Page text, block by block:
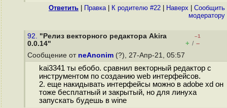
Ответить Правка| К родителю #22 Наверх
Cообщить
модератору
92. "Релиз векторного редактора Akira
0.0.14"
–1
+ / –
Сообщение от neAnonim (?), 27-Апр-21, 05:57
kai3341 ты ебобо. сравнил векторный редактор с
инструментом по созданию web интерфейсов.
2. еще накидывать интерфейсы можно в adobe xd он
тоже бесплатный и закрытый, но для линуха
запускать будешь в wine